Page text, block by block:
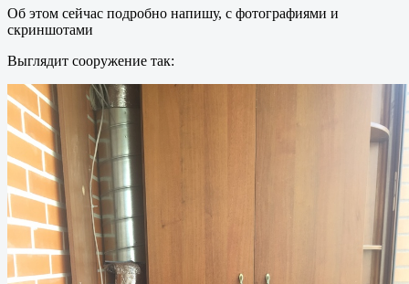
Об этом сейчас подробно напишу, с фотографиями и
скриншотами
Выглядит сооружение так: